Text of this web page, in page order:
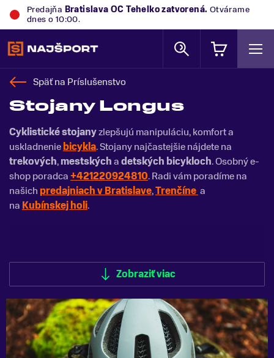
Predajňa Bratislava OC Tehelkozatvorená. Otvárame
dnes o 10:00.
Späť na Príslušenstvo
Stojany Longus
Cyklistické stojanyzlepšujú manipuláciu, komfort a
uskladneniebicykla. Stojany najčastejšie nájdete na
trekových,mestskýchadetských bicykloch. Osobný e-
shop poradca+421220924810. Radi vám poradíme na
našich predajniach v Bratislave,Trenčíne a
na Kubínskej holi.
Zobraziť viac
Zobraziť menej